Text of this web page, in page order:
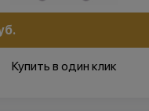
Купить в один клик